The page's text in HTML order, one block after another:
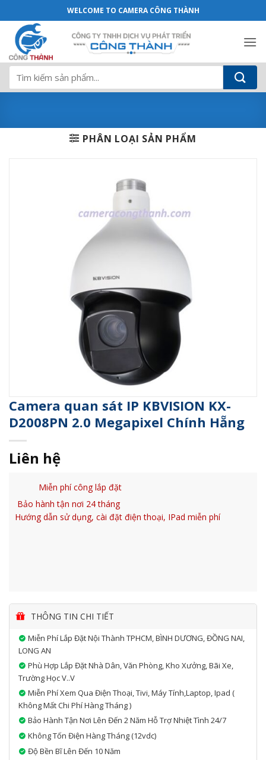
qua
dung
Camera quan sát IP KBVISION KX-
WELCOME TO CAMERA CÔNG THÀNH
Tìm
kiếm:
PHÂN LOẠI SẢN PHẨM
Camera quan sát IP KBVISION KX-
D2008PN 2.0 Megapixel Chính Hẵng
Liên hệ
Miễn phí công lắp đặt
Bảo hành tận nơi 24 tháng
Hướng dẫn sử dụng, cài đặt điện thoại, IPad miễn phí
THÔNG TIN CHI TIẾT
Miễn Phí Lắp Đặt Nội Thành TPHCM, BÌNH DƯƠNG, ĐỒNG NAI,
LONG AN
Phù Hợp Lắp Đặt Nhà Dân, Văn Phòng, Kho Xưởng, Bãi Xe,
Trường Học V..v
Miễn Phí Xem Qua Điện Thoại, Tivi, Máy Tính,laptop, Ipad (
Không Mất Chi Phí Hàng Tháng )
Bảo Hành Tận Nơi Lên Đến 2 Năm Hỗ Trợ Nhiệt Tình 24/7
Không Tốn Điện Hàng Tháng (12vdc)
Độ Bền Bĩ Lên Đến 10 Năm